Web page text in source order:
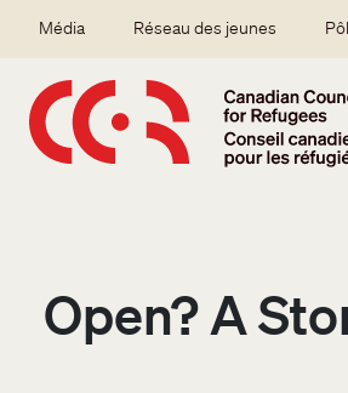
Secondary menu
Média Réseau des jeunes
Open? A